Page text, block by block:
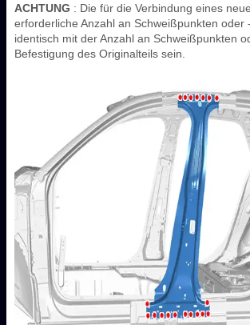
ACHTUNG : Die für die Verbindung eines
erforderliche Anzahl an Schweißpunkten oder
identisch mit der Anzahl an Schweißpunkten
Befestigung des Originalteils sein.